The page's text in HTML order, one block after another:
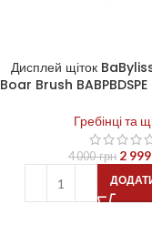
Дисплей щіток
Boar Brush
Гребінці та
4 000грн 2 999